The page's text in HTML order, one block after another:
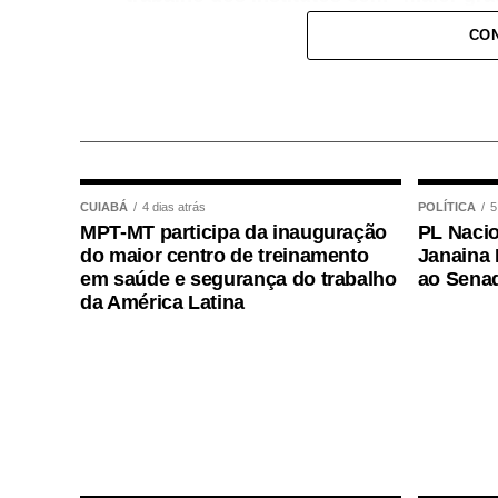
“Trata-se de um
permanente
pesquisas
reconhecimento
demonstrarem
resultados”,
CUIABÁ 4 dias atrás
MPT-MT participa da inauguração
do maior centro de treinamento
em saúde e segurança do trabalho
da América Latina
POLÍTICA
PL
Janaina
ao